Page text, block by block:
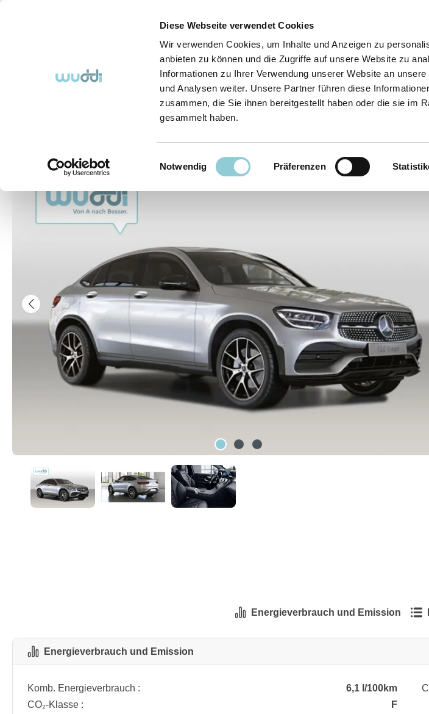
Diese Webseite verwendet Cookies
Wir verwenden Cookies, um Inhalte und Anzeigen zu
anbieten zu können und die Zugriffe auf unsere Website zu
Informationen zu Ihrer Verwendung unserer Website an
und Analysen weiter. Unsere Partner führen diese
zusammen, die Sie ihnen bereitgestellt haben oder die sie im
gesammelt haben.
Einwilligungsauswahl
Notwendig Präferenzen
Abo-Fahrzeuge So funktioniert's (FAQ) Über Uns Kontakt
Bildergalerie überspringen
Energieverbrauch und Emission
Energieverbrauch und Emission
Komb. Energieverbrauch : 6,1 l/100km
CO₂-Klasse :
F